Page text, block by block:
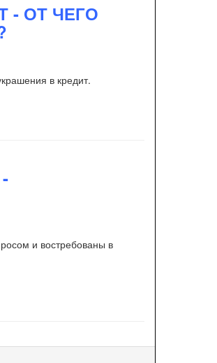
- ОТ ЧЕГО
в кредит.
и востребованы в